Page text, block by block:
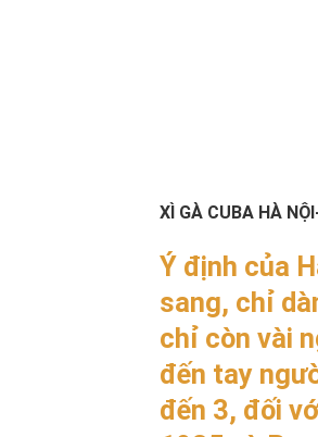
XÌ GÀ CUBA HÀ
Ý định của
sang, chỉ
chỉ còn vài
đến tay
đến 3, đối